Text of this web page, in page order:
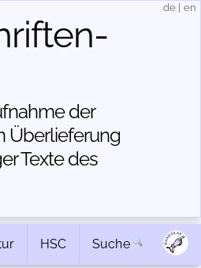
der
Über­lieferung
Texte des
de en
HSC Suche